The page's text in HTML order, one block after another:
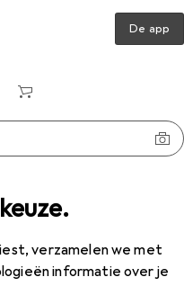
verzamelen we met
informatie over je
De app
G-spotter